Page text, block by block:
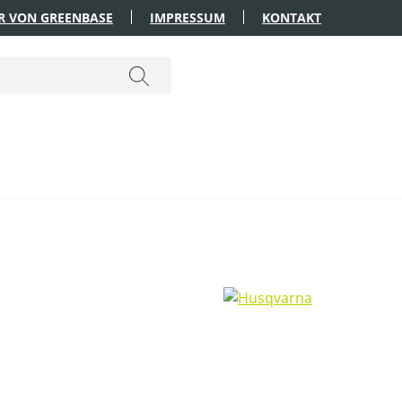
VON GREENBASE IMPRESSUM KONTAKT